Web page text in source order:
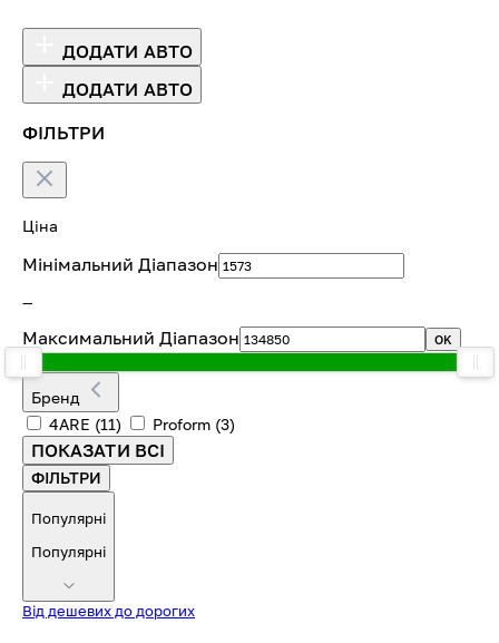
ДОДАТИ АВТО
ДОДАТИ АВТО
ФІЛЬТРИ
Ціна
Мінімальний Діапазон
—
Максимальний Діапазон OK
Бренд
4ARE (11) Proform (3)
ПОКАЗАТИ ВСІ
ФІЛЬТРИ
Популярні
Популярні
Від дешевих до дорогих